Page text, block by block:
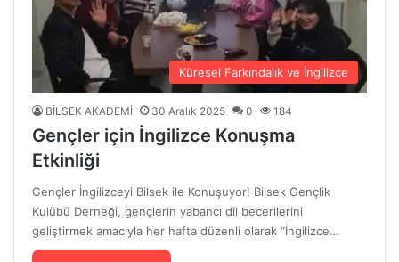
Küresel Farkındalık ve İngilizce
BİLSEK AKADEMİ 30 Aralık 2025 0 184
Gençler için İngilizce Konuşma
Etkinliği
Gençler İngilizceyi Bilsek ile Konuşuyor! Bilsek Gençlik
Kulübü Derneği, gençlerin yabancı dil becerilerini
geliştirmek amacıyla her hafta düzenli olarak “İngilizce…